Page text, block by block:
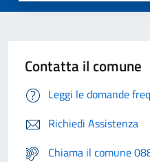
Contatta il comune
Leggi le domande
Richiedi Assistenza
Chiama il comune